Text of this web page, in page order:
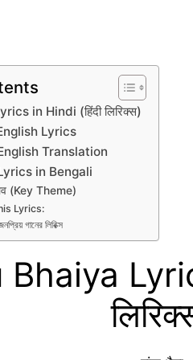
in Hindi (हिंदी लिरिक्स)
Lyrics
Translation
in Bengali
(Key Theme)
Lyrics:
গানের লিরিক্স